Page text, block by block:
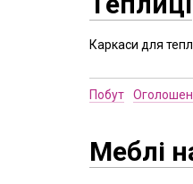
Каркаси для
Побут
Меблі